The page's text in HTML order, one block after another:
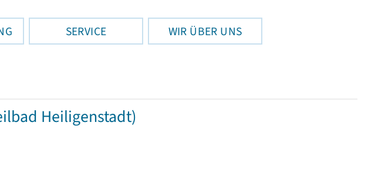
SERVICE WIR ÜBER UNS
Heiligenstadt)